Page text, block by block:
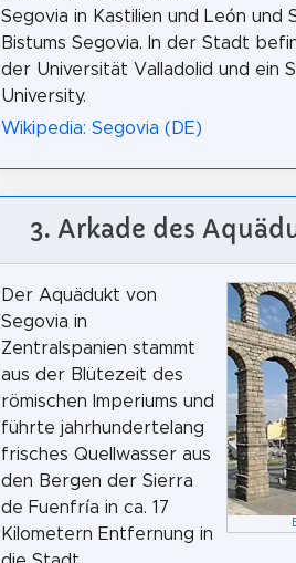
Segovia in Kastilien und León und
Bistums Segovia. In der Stadt
der Universität Valladolid und ein
University.
Wikipedia: Segovia (DE)
3. Arkade des
Der Aquädukt von
Segovia in
Zentralspanien stammt
aus der Blütezeit des
römischen Imperiums und
führte jahrhundertelang
frisches Quellwasser aus
den Bergen der Sierra
de Fuenfría in ca. 17
Kilometern Entfernung in